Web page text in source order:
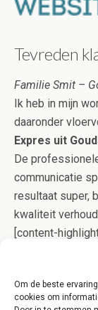
Om de beste
cookies om
Tevreden
Familie Smit –
Ik heb in mijn
daaronder
Expres uit
De
communicatie
resultaat super,
kwaliteit
[content-
Gouda gaan
Bovendien bent
het